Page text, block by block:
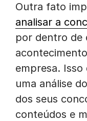
Outra fato
analisar a
por dentro de
empresa.
uma análise
dos seus
conteúdos e